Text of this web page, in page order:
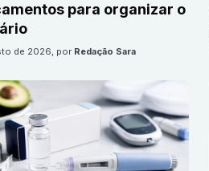
para organizar o
de 2026, por Redação Sara